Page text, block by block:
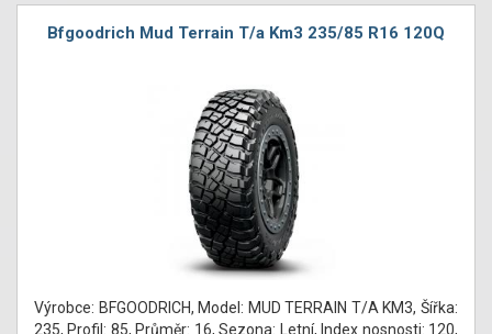
Bfgoodrich Mud Terrain T/a Km3 235/85 R16 120Q
Výrobce: BFGOODRICH, Model: MUD TERRAIN T/A KM3, Šířka:
235, Profil: 85, Průměr: 16, Sezona: Letní, Index nosnosti: 120,